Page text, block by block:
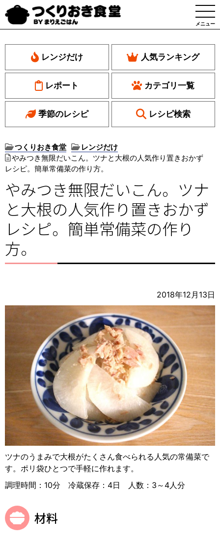
メニュー
レンジだけ 人気ランキング
レポート カテゴリ一覧
季節のレシピ レシピ検索
つくりおき食堂
レンジだけ
やみつき無限だいこん。ツナと大根の人気作り置きおかず
レシピ。簡単常備菜の作り方。
やみつき無限だいこん。ツナ
と大根の人気作り置きおかず
レシピ。簡単常備菜の作り
方。
2018年12月13日
ツナのうまみで大根がたくさん食べられる人気の常備菜で
す。ポリ袋ひとつで手軽に作れます。
調理時間：10分 冷蔵保存：4日 人数：3～4人分
材料